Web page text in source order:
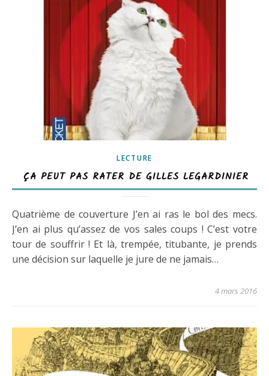
LECTURE
ÇA PEUT PAS RATER DE GILLES LEGARDINIER
Quatrième de couverture J’en ai ras le bol des mecs.
J’en ai plus qu’assez de vos sales coups ! C’est votre
tour de souffrir ! Et là, trempée, titubante, je prends
une décision sur laquelle je jure de ne jamais…
4 mars 2016